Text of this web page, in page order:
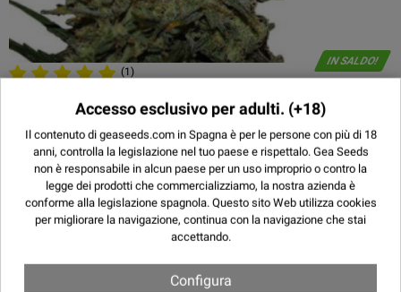
IN SALDO!
(1)
CRITICAL ++ - SEME FEMMINIZZATA
8,00 € 3 UNITÀ
11,00 € 5 UNITÀ
23,00 € 10 UNITÀ
45,00 € 25 UNITÀ
Accesso esclusivo per adulti. (+18)
Il contenuto di geaseeds.com in Spagna è per le persone con più di 18
anni, controlla la legislazione nel tuo paese e rispettalo. Gea Seeds
non è responsabile in alcun paese per un uso improprio o contro la
legge dei prodotti che commercializziamo, la nostra azienda è
conforme alla legislazione spagnola. Questo sito Web utilizza cookies
per migliorare la navigazione, continua con la navigazione che stai
accettando.
Configura